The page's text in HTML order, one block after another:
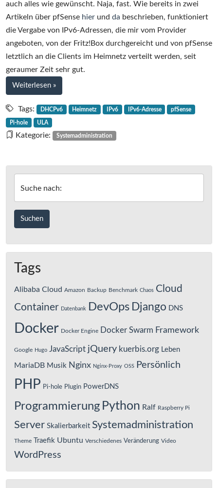
auch alles wie gewünscht. Naja, fast. Wie bereits in zwei
Artikeln über pfSense hier und da beschrieben, funktioniert
die Vergabe von IPv6-Adressen, die mir vom Provider
angeboten, von der Fritz!Box durchgereicht und von pfSense
letztlich an die Clients im Heimnetz verteilt werden, seit
geraumer Zeit sehr gut.
Weiterlesen bei
Statische
lokale
Adressen
Heimnetz
pfSense
»
Tags: DHCPv6 Heimnetz IPv6 IPv6-Adresse pfSense
Pi-hole ULA
Kategorie: Systemadministration
Suche nach:
Tags
Alibaba Cloud Amazon Backup Benchmark Chaos Cloud
Container Datenbank DevOps Django DNS
Docker Docker Engine Docker Swarm Framework
Google Hugo JavaScript jQuery kuerbis.org Leben
MariaDB Musik Nginx Nginx-Proxy OSS Persönlich
PHP Pi-hole Plugin PowerDNS
Programmierung Python Ralf Raspberry Pi
Server Skalierbarkeit Systemadministration
Theme Traefik Ubuntu Verschiedenes Veränderung Video
WordPress